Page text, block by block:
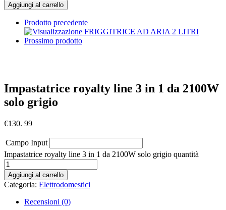
Aggiungi al carrello
Prodotto precedente
Prossimo prodotto
Impastatrice royalty line 3 in 1 da 2100W
solo grigio
€130. 99
Campo Input
Impastatrice royalty line 3 in 1 da 2100W solo grigio quantità
Aggiungi al carrello
Categoria: Elettrodomestici
Recensioni (0)